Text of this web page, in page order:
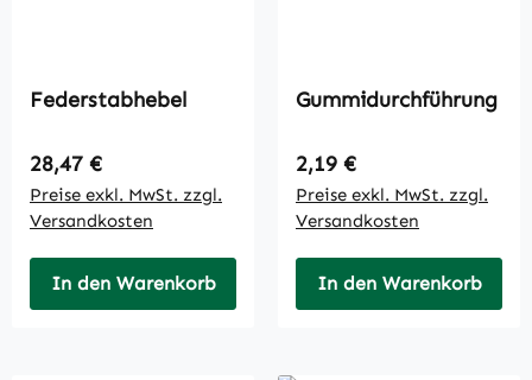
Federstabhebel
Regulärer Preis:
28,47 €
Preise exkl. MwSt. zzgl.
Versandkosten
In den Warenkorb
Gummidurchführung
Regulärer Preis:
2,19 €
Preise exkl. MwSt. zzgl.
Versandkosten
In den Warenkorb